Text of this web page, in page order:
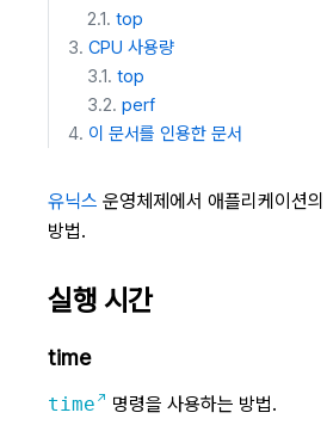
top
CPU 사용량
top
perf
이 문서를 인용한 문서
유닉스 운영체제에서 애플리케이션
방법.
실행 시간
time
time 명령을 사용하는 방법.